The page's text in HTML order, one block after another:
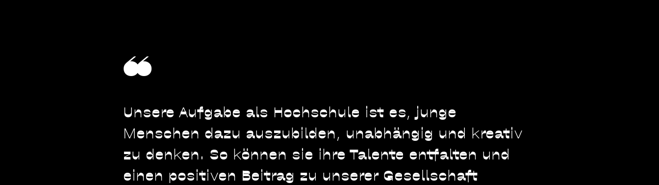
❝
Unsere Aufgabe als Hochschule ist es, ­junge
Menschen dazu auszubilden, unabhängig und kreativ
zu ­denken. So können sie ihre Talente entfalten und
einen positiven Beitrag zu unserer Gesellschaft